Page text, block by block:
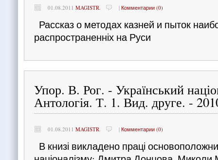
01.08.2011 MAGISTR. | Комментарии (0)
Рассказ о методах казней и пыток
распространенніх на Руси
Упор. В. Рог. - Український
Антологія. Т. 1. Вид. друге. -
01.08.2011 MAGISTR. | Комментарии (0)
В книзі викладено праці